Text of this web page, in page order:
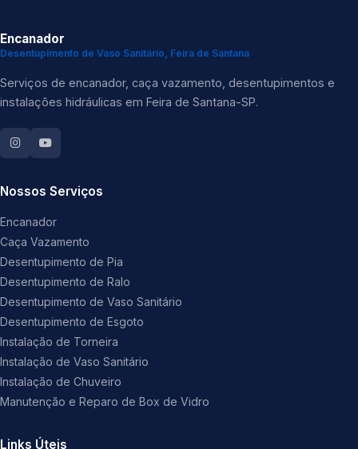
Encanador
Desentupimento de Vaso Sanitário, Feira de Santana
Serviços de encanador, caça vazamento, desentupimentos e
instalações hidráulicas em Feira de Santana-SP.
Nossos Serviços
Encanador
Caça Vazamento
Desentupimento de Pia
Desentupimento de Ralo
Desentupimento de Vaso Sanitário
Desentupimento de Esgoto
Instalação de Torneira
Instalação de Vaso Sanitário
Instalação de Chuveiro
Manutenção e Reparo de Box de Vidro
Links Úteis